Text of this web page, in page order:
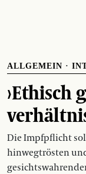
ALLGEMEIN ·
›Ethisch
Die Impfpflicht
hinwegtrösten